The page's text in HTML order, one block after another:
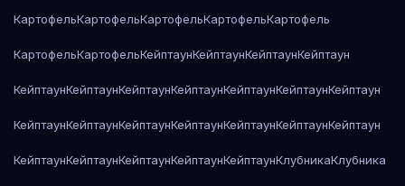
КартофельКартофельКартофельКартофельКартофель
КартофельКартофельКейптаунКейптаунКейптаунКейптаун
КейптаунКейптаунКейптаунКейптаунКейптаунКейптаунКейптаун
КейптаунКейптаунКейптаунКейптаунКейптаунКейптаунКейптаун
КейптаунКейптаунКейптаунКейптаунКейптаунКлубникаКлубника